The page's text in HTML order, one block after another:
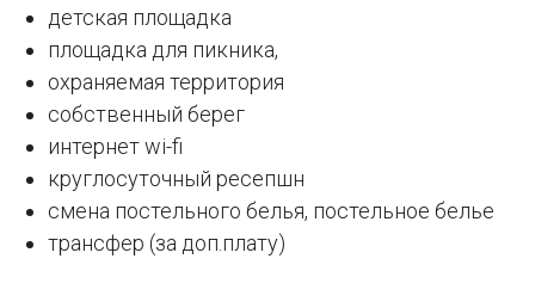
детская площадка
площадка для пикника,
охраняемая территория
собственный берег
интернет wi-fi
круглосуточный ресепшн
смена постельного белья, постельное белье
трансфер (за доп.плату)